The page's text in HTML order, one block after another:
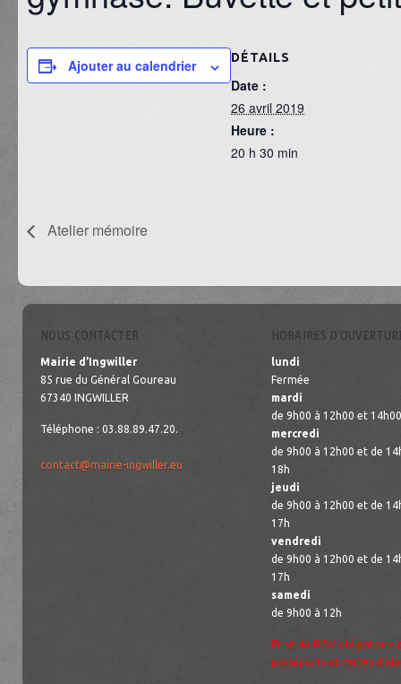
Ajouter au calendrier DÉTAILS
Date :
26 avril 2019
Heure :
20 h 30 min
Atelier mémoire
NOUS CONTACTER
Mairie d’Ingwiller
85 rue du Général Goureau
67340 INGWILLER
Téléphone : 03.88.89.47.20.
contact@mairie-ingwiller.eu
HORAIRES
lundi
Fermée
mardi
de 9h00 à 12h00 et
mercredi
de 9h00 à 12h00 et de
18h
jeudi
de 9h00 à 12h00 et de
17h
vendredi
de 9h00 à 12h00 et de
17h
samedi
de 9h00 à 12h
Prise de RDV obligatoire
passeports et cartes